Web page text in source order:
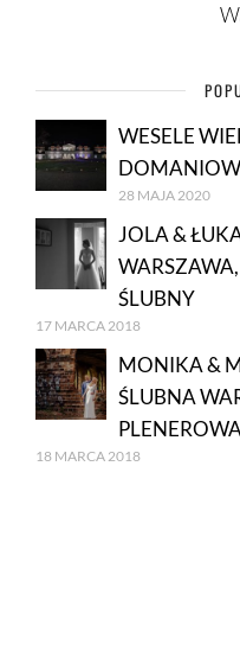
WESELE
28 MAJA 2020
JOLA &
ŚLUBNY
17 MARCA 2018
MONIKA &
ŚLUBNA
PLENEROWA
18 MARCA 2018